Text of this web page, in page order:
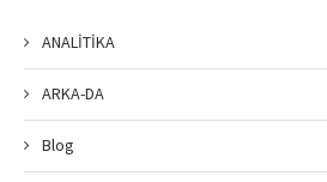
ANALİTİKA
ARKA-DA
Blog